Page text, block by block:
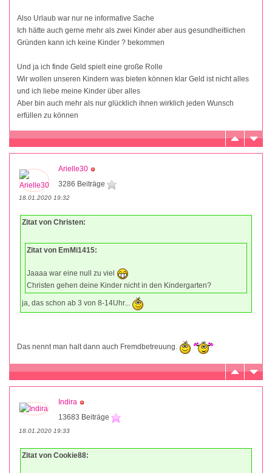
Also Urlaub war nur ne informative Sache
Ich hätte auch gerne mehr als zwei Kinder aber aus gesundheitlichen
Gründen kann ich keine Kinder ? bekommen
Und ja ich finde Geld spielt eine große Rolle
Wir wollen unseren Kindern was bieten können klar Geld ist nicht alles
und ich liebe meine Kinder über alles
Aber bin auch mehr als nur glücklich ihnen wirklich jeden Wunsch
erfüllen zu können
Arielle30
3286 Beiträge
18.01.2020 19:32
Zitat von Christen:
Zitat von EmMi1415:
Jaaaa war eine null zu viel
Christen gehen deine Kinder nicht in den Kindergarten?
ja, das schon ab 3 von 8-14Uhr...
Das nennt man halt dann auch Fremdbetreuung.
Indira
13683 Beiträge
18.01.2020 19:33
Zitat von Cookie88: